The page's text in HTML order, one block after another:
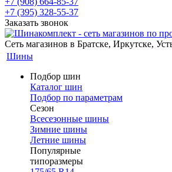
+7 (395) 328-55-37
Заказать звонок
Сеть магазинов в Братске, Иркутске,
Шины
Подбор шин
Каталог шин
Подбор по параметрам
Сезон
Всесезонные шины
Зимние шины
Летние шины
Популярные
типоразмеры